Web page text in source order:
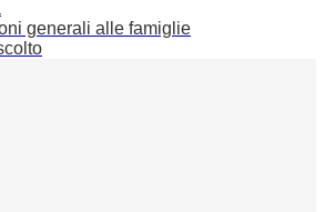
generali alle famiglie